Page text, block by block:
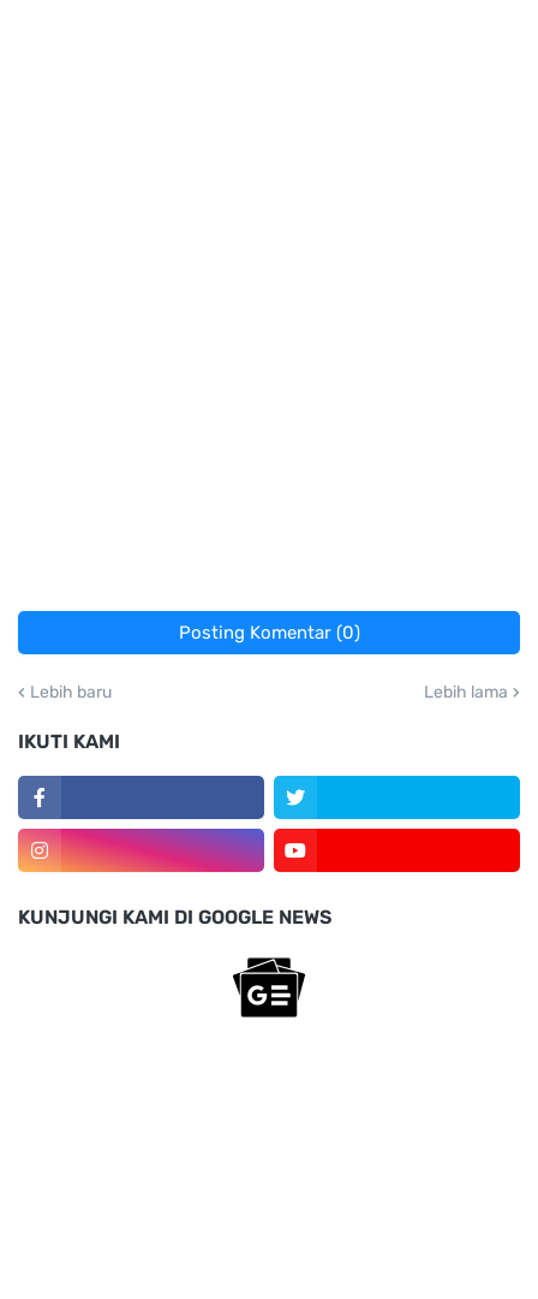
Posting Komentar (0)
Lebih baru Lebih lama
IKUTI KAMI
KUNJUNGI KAMI DI GOOGLE NEWS